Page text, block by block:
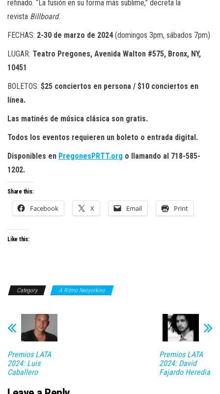
refinado. “La fusión en su forma más sublime,” decreta la
revista Billboard.
FECHAS: 2-30 de marzo de 2024(domingos 3pm, sábados 7pm)
LUGAR: Teatro Pregones, Avenida Walton #575, Bronx, NY,
10451
BOLETOS: $25 conciertos en persona / $10 conciertos en
línea.
Las matinés de música clásica son gratis.
Todos los eventos requieren un boleto o entrada digital.
Disponibles en PregonesPRTT.org o llamando al 718-585-
1202.
Share this:
Facebook X Email Print
Like this:
Category A Ritmo Neoyorkino
Premios LATA
2024: Luis
Caballero
Premios LATA
2024: David
Fajardo Heredia